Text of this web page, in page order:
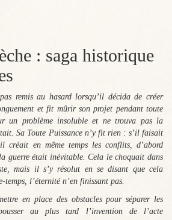
: saga historique
remis au hasard lorsqu’il décida de créer
et fit mûrir son projet pendant toute
un problème insoluble et ne trouva pas la
Sa Toute Puissance n’y fit rien : s’il faisait
créait en même temps les conflits, d’abord
guerre était inévitable. Cela le choquait dans
mais il s’y résolut en se disant que cela
l’éternité n’en finissant pas.
en place des obstacles pour séparer les
au plus tard l’invention de l’acte